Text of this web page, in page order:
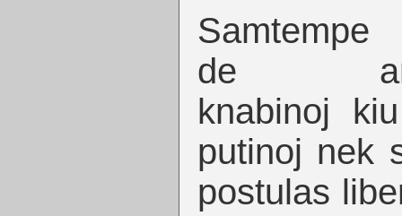
Samtempe
de arab-
knabinoj
putinoj nek
postulas